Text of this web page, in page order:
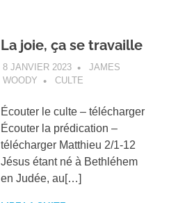
La joie, ça se travaille
8 JANVIER 2023
JAMES
WOODY
CULTE
Écouter le culte – télécharger
Écouter la prédication –
télécharger Matthieu 2/1-12
Jésus étant né à Bethléhem
en Judée, au[…]